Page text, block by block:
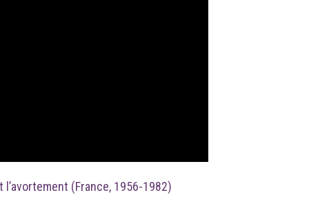
(France, 1956-1982)